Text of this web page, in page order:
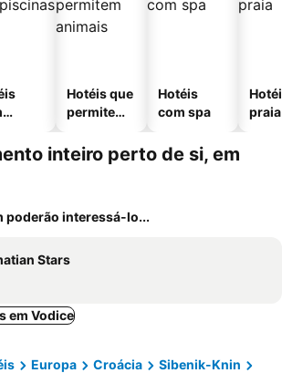
Hotéis que
permitem
Hotéis
com spa
praia
inteiro perto de si, em
poderão interessá-lo...
Stars
em Vodice
Europa Croácia
Sibenik-Knin